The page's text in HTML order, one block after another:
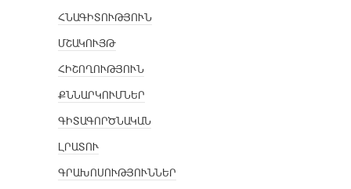
ՀՆԱԳԻՏՈՒԹՅՈՒՆ
ՄՇԱԿՈՒՅԹ
ՀԻՇՈՂՈՒԹՅՈՒՆ
ՔՆՆԱՐԿՈՒՄՆԵՐ
ԳԻՏԱԳՈՐԾՆԱԿԱՆ
ԼՐԱՏՈՒ
ԳՐԱԽՈՍՈՒԹՅՈՒՆՆԵՐ